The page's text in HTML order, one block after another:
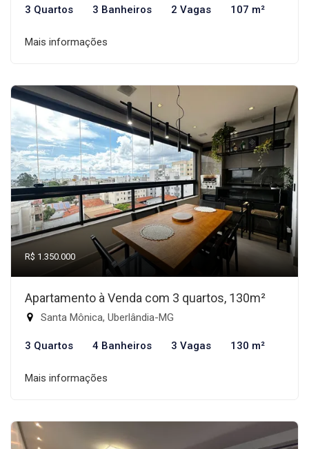
3 Quartos 3 Banheiros 2 Vagas 107 m²
Mais informações
R$ 1.350.000
Apartamento à Venda com 3 quartos, 130m²
Santa Mônica, Uberlândia-MG
3 Quartos 4 Banheiros 3 Vagas 130 m²
Mais informações